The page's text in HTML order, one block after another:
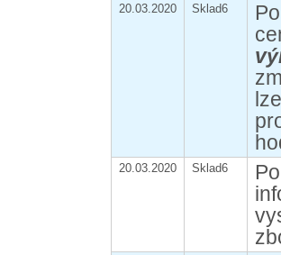
20.03.2020 Sklad6
20.03.2020 Sklad6